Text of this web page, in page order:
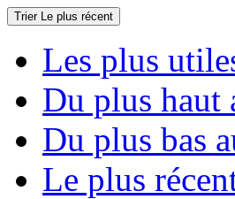
Trier Le plus récent
Les plus
Du plus haut
Du plus bas
Le plus